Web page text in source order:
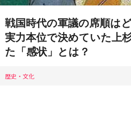
戦国時代の軍議の席順は
実力本位で決めていた上
た「感状」とは？
歴史・文化